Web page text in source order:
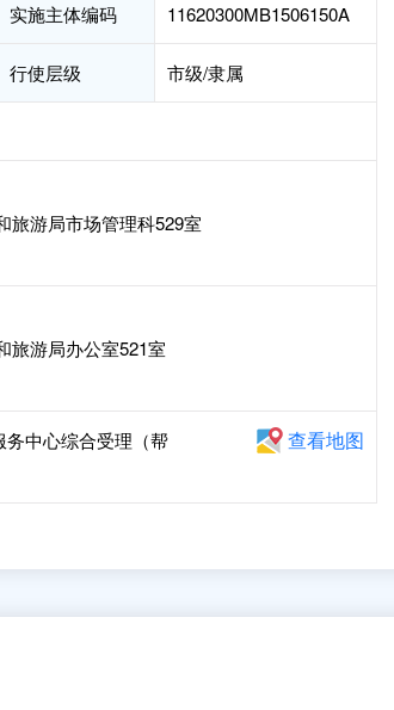
实施主体编码 11620300MB1506150A
行使层级 市级/隶属
旅游局市场管理科529室
旅游局办公室521室
中心综合受理（帮
查看地图